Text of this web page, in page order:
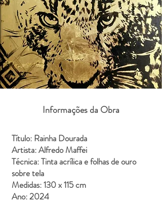
Informações da Obra
Título: Rainha Dourada
Artista: Alfredo Maffei
Técnica: Tinta acrílica e folhas de ouro
sobre tela
Medidas: 130 x 115 cm
Ano: 2024